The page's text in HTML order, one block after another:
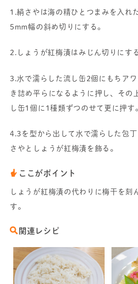
1.絹さやは海の精ひとつまみを入れ
5mm幅の斜め切りにする。
2.しょうが紅梅漬はみじん切りにする
3.水で濡らした流し缶2個にもちア
き詰め平らになるように押し、その
し缶1個に1種類ずつのせて更に押す
4.3を型から出して水で濡らした包
さやとしょうが紅梅漬を飾る。
ここがポイント
しょうが紅梅漬の代わりに梅干を刻
す。
関連レシピ